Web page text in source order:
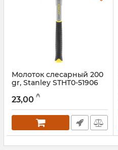
Молоток слесарный 200
gr, Stanley STHT0-51906
23,00 ₼